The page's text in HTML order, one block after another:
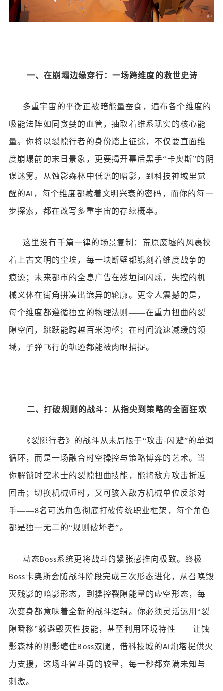
一、在崩塌边缘穿行：一场跨维度的救世史诗
多重宇宙的平衡正被暗能量蚕食，遍布各个维度的
吸能法阵如同贪婪的血管，抽取着维系现实的核心能
量。你将以裂隙行者的身份踏上征途，不仅要直面维
度崩塌前的末日景象，更要揭开幕后黑手“卡奥斯”的阴
谋迷雾。从蚀影森林中低语的暗影，到科技神域里觉
醒的AI ，每个维度都藏着文明兴衰的密码，而你的每一
步探索，都在改写多重宇宙的存续概率。
这里没有千篇一律的场景复制：荒原废墟的风裹挟
着上古文明的尘埃，每一块断壁都镌刻着维度战争的
痕迹；未来都市的全息广告在残垣间闪烁，失控的机
械义体在街角拼凑出诡异的轮廓。更令人震撼的是，
每个维度都遵循独立的物理法则 ——在重力扭曲的裂
隙空间，跳跃能跨越百米沟壑；在时间流速减缓的领
域，子弹飞行的轨迹都能被肉眼捕捉。
二、打破规则的战斗：从指尖到策略的全面狂欢
《裂隙行者》的战斗从未局限于“攻击-闪避”的单调
循环，而是一场融合时空操控与策略博弈的艺术。当
你解锁时空术士的裂隙扭曲技能，能将敌方攻击折返
回击；切换机械师时，又可骇入敌方机械单位反杀对
手——8名可选角色彻底打破传统职业框架，每个角色
都是独一无二的“规则破坏者”。
动态Boss系统更将战斗的紧张感推向极致。终极
Boss卡奥斯会随战斗阶段完成三次形态进化，从召唤毁
灭残影的暗影形态，到操控裂隙能量的虚空形态，每
次变身都意味着全新的战斗逻辑。你必须灵活运用“裂
隙瞬移”躲避毁灭性技能，甚至利用环境特性——让蚀
影森林的阴影缠住Boss双腿，借科技城的AI炮塔提供火
力支援，这场斗智斗勇的较量，每一秒都充满未知与
刺激。